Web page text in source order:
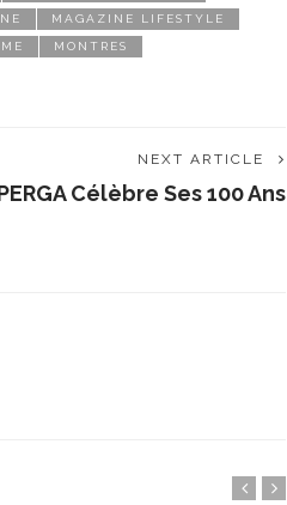
MAGAZINE LIFESTYLE
MONTRES
NEXT ARTICLE
Célèbre Ses 100 Ans